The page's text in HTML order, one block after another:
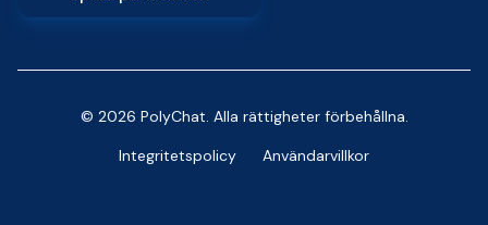
© 2026 PolyChat. Alla rättigheter förbehållna.
Integritetspolicy
Användarvillkor